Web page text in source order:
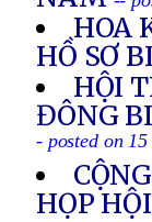
HOA
HỒ SƠ
HỘI
ĐÔNG
- posted on
HỌP